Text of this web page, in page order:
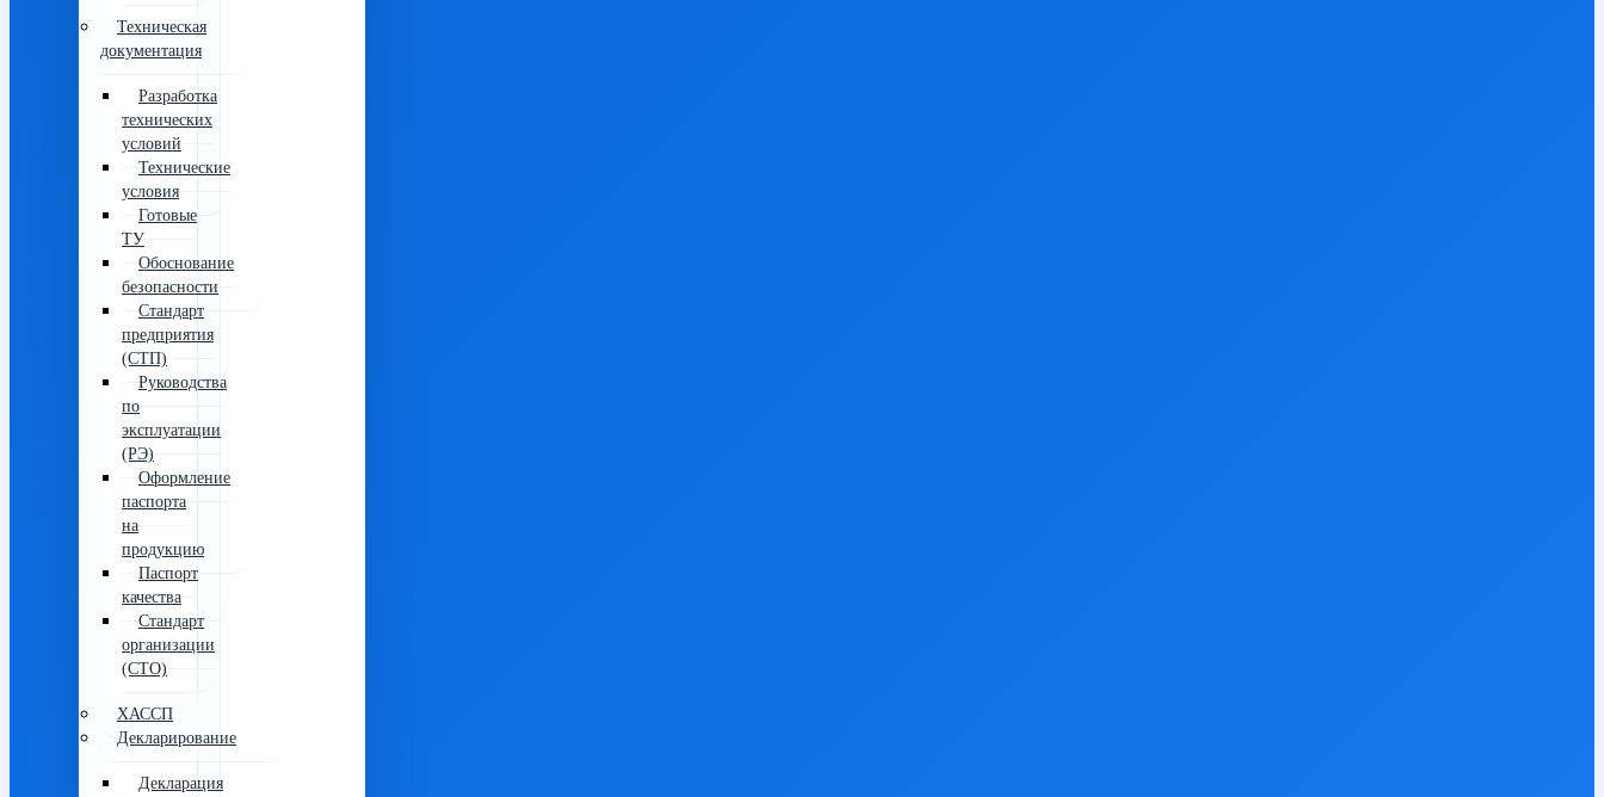
Техническая
документация
Разработка
технических
условий
Технические
условия
Готовые
ТУ
Обоснование
безопасности
Стандарт
предприятия
(СТП)
Руководства
по
эксплуатации
(РЭ)
Оформление
паспорта
на
продукцию
Паспорт
качества
Стандарт
организации
(СТО)
ХАССП
Декларирование
Декларация